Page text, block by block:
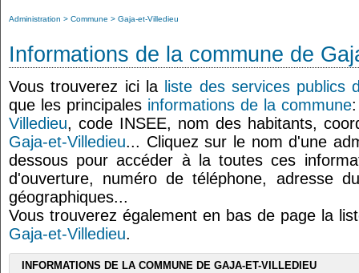
Administration Commune Gaja-et-Villedieu
Informations de la commune de
Vous trouverez ici la liste des services publics
que les principales informations de la commune
Villedieu, code INSEE, nom des habitants,
Gaja-et-Villedieu... Cliquez sur le nom d'une
dessous pour accéder à la toutes ces
d'ouverture, numéro de téléphone, adresse
géographiques...
Vous trouverez également en bas de page la
Gaja-et-Villedieu.
INFORMATIONS DE LA COMMUNE DE GAJA-ET-VILLEDIEU